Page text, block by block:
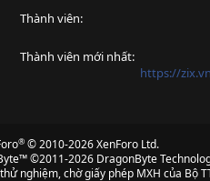
Thành viên
Thành viên mới nhất
https://
® © 2010-2026 XenForo Ltd.
©2011-2026 DragonByte
nghiệm, chờ giấy phép MXH của Bộ